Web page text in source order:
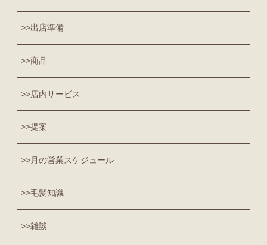
出店準備
商品
店内サービス
提案
月の営業スケジュール
毛髪知識
雑談